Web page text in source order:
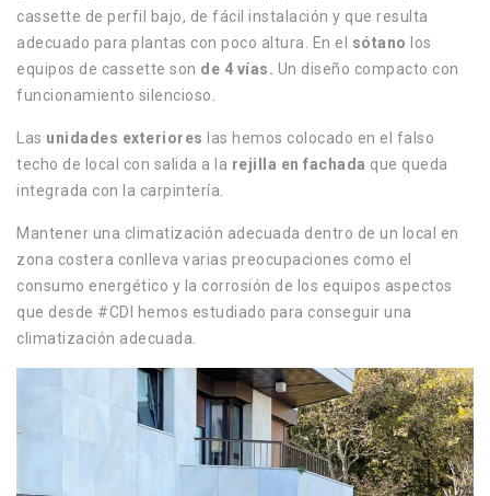
cassette de perfil bajo, de fácil instalación y que resulta
adecuado para plantas con poco altura.
En el sótano los
equipos de cassette son de 4 vías. Un diseño compacto con
funcionamiento silencioso.
Las unidades exteriores las hemos colocado en el falso
techo de local con salida a la rejilla en fachada que queda
integrada con la carpintería.
Mantener una climatización adecuada dentro de un local en
zona costera conlleva varias preocupaciones como el
consumo energético y la corrosión de los equipos aspectos
que desde #CDI hemos estudiado para conseguir una
climatización adecuada.